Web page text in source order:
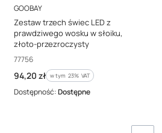
PRODUCENT
GOOBAY
Zestaw trzech świec LED z
prawdziwego wosku w słoiku,
złoto-przezroczysty
Kod producenta
77756
Cena brutto
94,20 zł w tym %s VAT
w tym 23% VAT
Dostępność:Dostępne